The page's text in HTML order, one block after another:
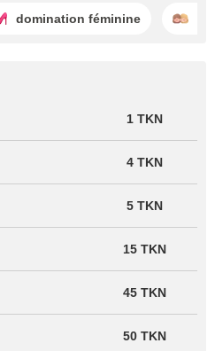
domination féminine
1 TKN
4 TKN
5 TKN
15 TKN
45 TKN
50 TKN